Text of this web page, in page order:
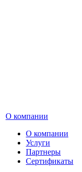
О компании
О компании
Услуги
Партнеры
Сертификаты